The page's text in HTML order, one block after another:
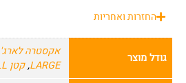
החזרות ואחריות
גודל מוצר אקסטרה לארג' XL
LARGE
,קטן SMALL